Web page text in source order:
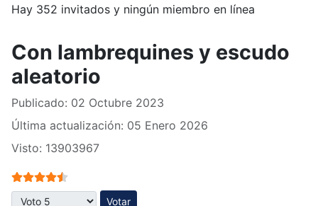
Hay 352 invitados y ningún miembro en línea
Con lambrequines y escudo
aleatorio
Publicado: 02 Octubre 2023
Última actualización: 05 Enero 2026
Visto: 13903967
Ratio:4.5/
Por favor, vote